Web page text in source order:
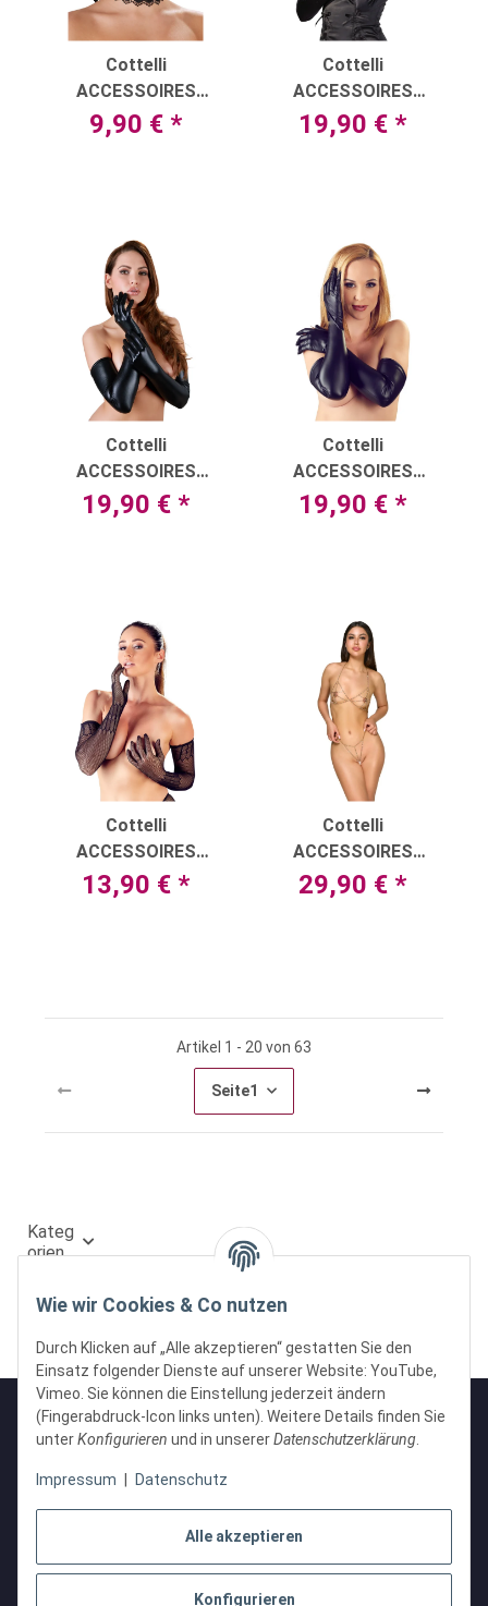
Alle akzeptieren
Konfigurieren
Wie wir Cookies & Co nutzen
Durch Klicken auf „Alle akzeptieren“ gestatten Sie den
Einsatz folgender Dienste auf unserer Website: YouTube,
Vimeo. Sie können die Einstellung jederzeit ändern
(Fingerabdruck-Icon links unten). Weitere Details finden Sie
unterKonfigurieren und in unsererDatenschutzerklärung.
Impressum Datenschutz
Cottelli
ACCESSOIRES
Halsband mit weißen
Perlen
9,90 € *
Cottelli
ACCESSOIRES
Handschuhe aus
Stretchsatin
19,90 € *
Cottelli
ACCESSOIRES
Handschuhe
extralang
19,90 € *
Cottelli
ACCESSOIRES
Handschuhe im edlen
Mattlook
19,90 € *
Cottelli
ACCESSOIRES
Handschuhe mit
eingewebten Mustern
13,90 € *
Cottelli
ACCESSOIRES
Ketten-Set mit BH
und String
29,90 € *
Artikel 1 - 20 von 63
Seite1
Kateg
orien